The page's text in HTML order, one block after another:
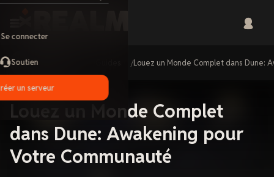
Se connecter
Soutien
un serveur
Louez un Monde Complet dans Dune:
Louez un Monde Complet
dans Dune: Awakening pour
Votre Communauté